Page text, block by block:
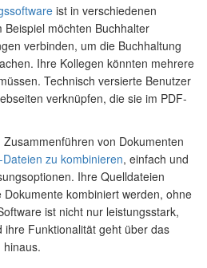
ist in verschiedenen
möchten Buchhalter
verbinden, um die Buchhaltung
Ihre Kollegen könnten mehrere
Technisch versierte Benutzer
verknüpfen, die sie im PDF-
von Dokumenten
Dateien zu kombinieren, einfach und
Ihre Quelldateien
kombiniert werden, ohne
ist nicht nur leistungsstark,
Funktionalität geht über das
hinaus.